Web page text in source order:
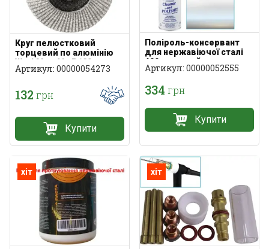
Круг пелюстковий
торцевий по алюмінію
WorkMan Alu P120
Артикул: 00000054273
132 грн
Купити
Поліроль-консервант
для нержавіючої сталі
400 мл спрей
Артикул: 00000052555
334 грн
Купити
хіт хіт